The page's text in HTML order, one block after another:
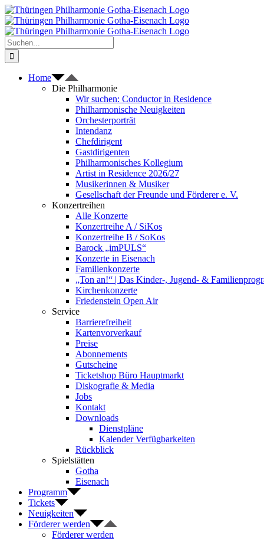
Zum
Inhalt
springen
Suche
nach:
Home
Die Philharmonie
Wir suchen: Conductor in Residence
Philharmonische Neuigkeiten
Orchesterporträt
Intendanz
Chefdirigent
Gastdirigenten
Philharmonisches Kollegium
Artist in Residence 2026/27
Musikerinnen & Musiker
Gesellschaft der Freunde und Förderer e. V.
Konzertreihen
Alle Konzerte
Konzertreihe A / SiKos
Konzertreihe B / SoKos
Barock „imPULS“
Konzerte in Eisenach
Familienkonzerte
„Ton an!“ | Das Kinder-, Jugend- &
Kirchenkonzerte
Friedenstein Open Air
Service
Barrierefreiheit
Kartenvorverkauf
Preise
Abonnements
Gutscheine
Ticketshop Büro Hauptmarkt
Diskografie & Media
Jobs
Kontakt
Downloads
Dienstpläne
Kalender Verfügbarkeiten
Rückblick
Spielstätten
Gotha
Eisenach
Programm
Tickets
Neuigkeiten
Förderer werden
Förderer werden